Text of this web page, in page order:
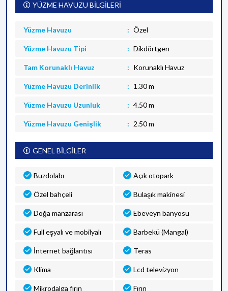
YÜZME HAVUZU BİLGİLERİ
Yüzme Havuzu Özel
Yüzme Havuzu Tipi Dikdörtgen
Tam Korunaklı Havuz Korunaklı Havuz
Yüzme Havuzu Derinlik 1.30 m
Yüzme Havuzu Uzunluk 4.50 m
Yüzme Havuzu Genişlik 2.50 m
GENEL BİLGİLER
Buzdolabı Açık otopark
Özel bahçeli Bulaşık makinesi
Doğa manzarası Ebeveyn banyosu
Full eşyalı ve mobilyalı Barbekü (Mangal)
İnternet bağlantısı Teras
Klima Lcd televizyon
Mikrodalga fırın Fırın